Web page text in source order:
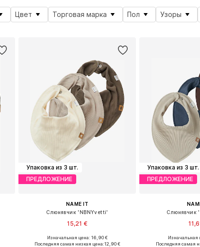
Цвет Торговая марка Пол Узоры
Упаковка из 3 шт.
ПРЕДЛОЖЕНИЕ
NAME IT
Слюнявчик 'NBNYvetti'
15,21 €
Доступные размеры: One Size
Изначальная цена: 16,90 €
Последняя самая низкая цена:12,90 €
Упаковка из 3 шт.
ПРЕДЛОЖЕНИЕ
Слюнявчик
Доступные
Изначальная
Последняя самая